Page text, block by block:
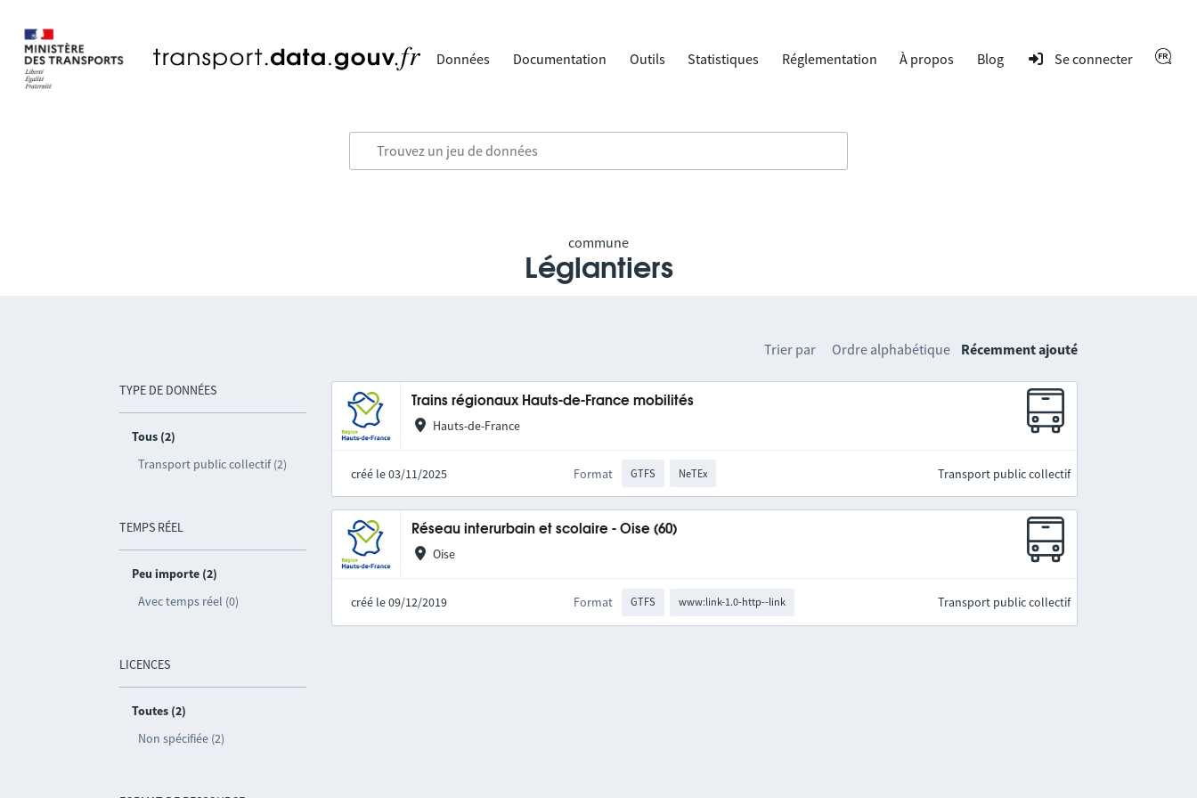
Données Documentation Outils Statistiques Réglementation À propos Blog Se connecter
commune
Léglantiers
TYPE DE DONNÉES
Tous (2)
Transport public collectif (2)
TEMPS RÉEL
Peu importe (2)
Avec temps réel (0)
LICENCES
Toutes (2)
Non spécifiée (2)
Trier par Ordre alphabétique Récemment ajouté
Trains régionaux Hauts-de-France mobilités
Hauts-de-France
créé le 03/11/2025 Format GTFS NeTEx Transport public collectif
Réseau interurbain et scolaire - Oise (60)
Oise
créé le 09/12/2019 Format GTFS www:link-1.0-http--link Transport public collectif